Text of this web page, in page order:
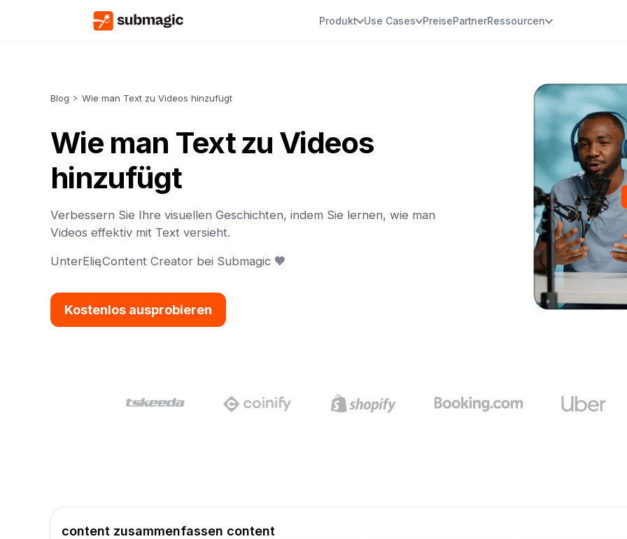
Produkt Use Cases PreisePartnerRessourcen
Blog > Wie man Text zu Videos hinzufügt
Wie man Text zu Videos
hinzufügt
Verbessern Sie Ihre visuellen Geschichten, indem Sie lernen, wie man
Videos effektiv mit Text versieht.
UnterElie,Content Creator bei Submagic 🧡
Kostenlos ausprobieren
content zusammenfassen content